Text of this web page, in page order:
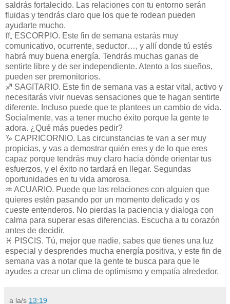
saldrás fortalecido. Las relaciones con tu entorno serán
fluidas y tendrás claro que los que te rodean pueden
ayudarte mucho.
♏ ESCORPIO. Este fin de semana estarás muy
comunicativo, ocurrente, seductor…, y allí donde tú estés
habrá muy buena energía. Tendrás muchas ganas de
sentirte libre y de ser independiente. Atento a los sueños,
pueden ser premonitorios.
♐ SAGITARIO. Este fin de semana vas a estar vital, activo y
necesitarás vivir nuevas sensaciones que te hagan sentirte
diferente. Incluso puede que te plantees un cambio de vida.
Socialmente, vas a tener mucho éxito porque la gente te
adora. ¿Qué más puedes pedir?
♑ CAPRICORNIO. Las circunstancias te van a ser muy
propicias, y vas a demostrar quién eres y de lo que eres
capaz porque tendrás muy claro hacia dónde orientar tus
esfuerzos, y el éxito no tardará en llegar. Segundas
oportunidades en tu vida amorosa.
♒ ACUARIO. Puede que las relaciones con alguien que
quieres estén pasando por un momento delicado y os
cueste entenderos. No pierdas la paciencia y dialoga con
calma para superar esas diferencias. Escucha a tu corazón
antes de decidir.
♓ PISCIS. Tú, mejor que nadie, sabes que tienes una luz
especial y desprendes mucha energía positiva, y este fin de
semana vas a notar que la gente te busca para que le
ayudes a crear un clima de optimismo y empatía alrededor.
a la/s 13:19